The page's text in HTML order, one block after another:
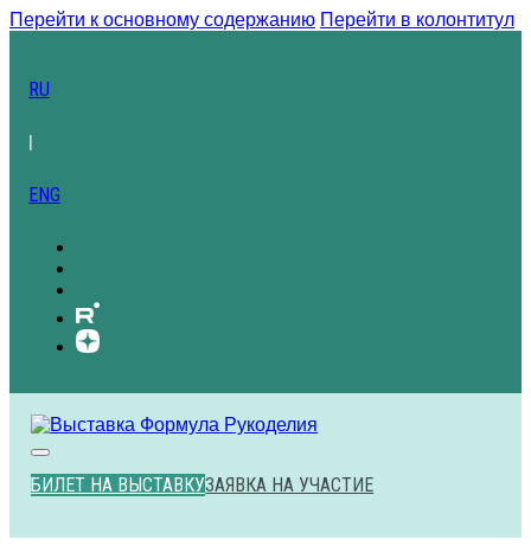
Перейти к основному содержанию Перейти в колонтитул
RU
ENG
БИЛЕТ НА ВЫСТАВКУЗАЯВКА НА УЧАСТИЕ